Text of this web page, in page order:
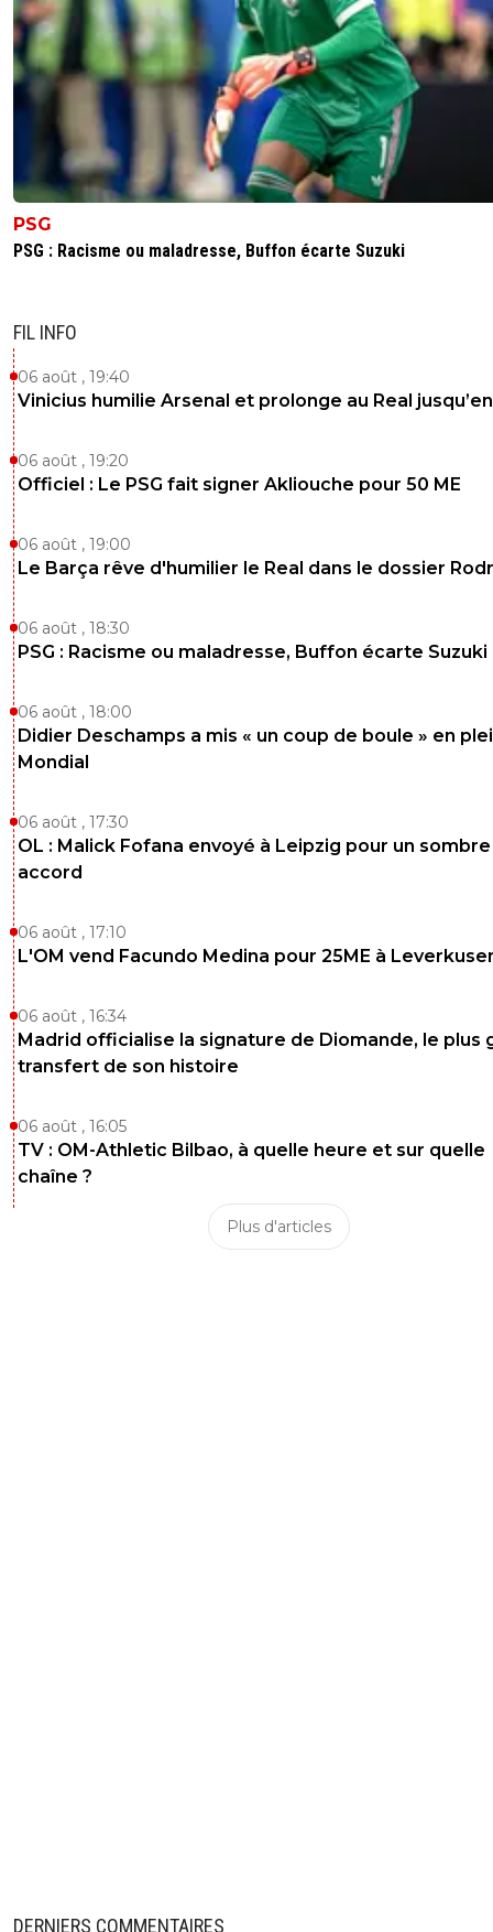
PSG
PSG : Racisme ou maladresse, Buffon écarte Suzuki
FIL INFO
06 août , 19:40
Vinicius humilie Arsenal et prolonge au Real
06 août , 19:20
Officiel : Le PSG fait signer Akliouche pour 50 ME
06 août , 19:00
Le Barça rêve d'humilier le Real dans le dossier
06 août , 18:30
PSG : Racisme ou maladresse, Buffon écarte Suzuki
06 août , 18:00
Didier Deschamps a mis « un coup de boule » en
Mondial
06 août , 17:30
OL : Malick Fofana envoyé à Leipzig pour un sombre
accord
06 août , 17:10
L'OM vend Facundo Medina pour 25ME à
06 août , 16:34
Madrid officialise la signature de Diomande, le plus
transfert de son histoire
06 août , 16:05
TV : OM-Athletic Bilbao, à quelle heure et sur quelle
chaîne ?
Plus d'articles
DERNIERS COMMENTAIRES